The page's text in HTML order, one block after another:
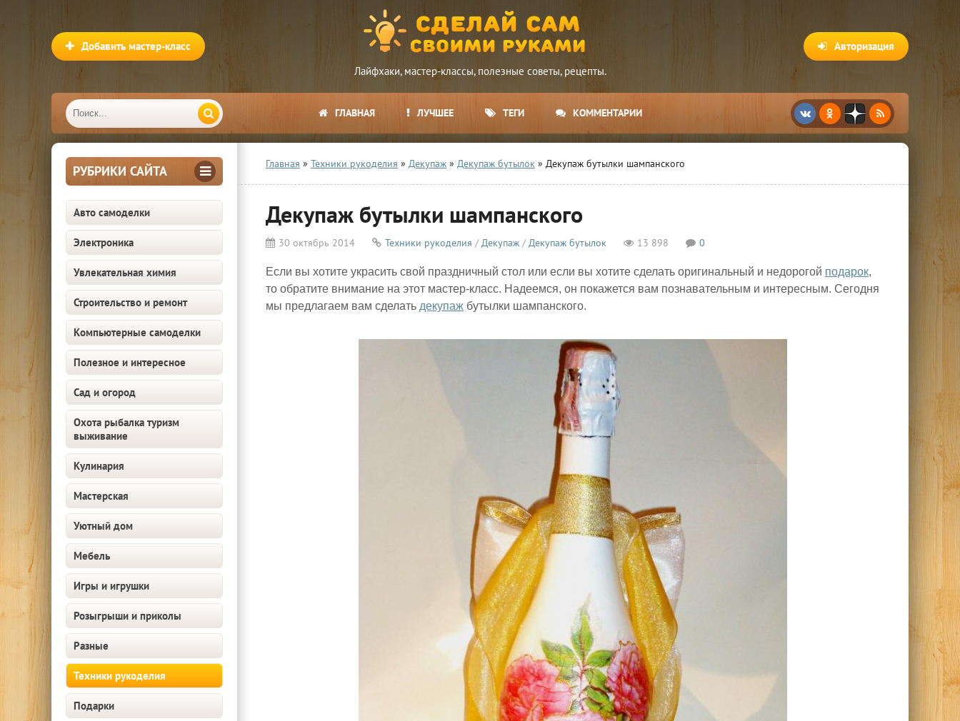
Лайфхаки, мастер-классы, полезные советы, рецепты.
Авторизация
Добавить мастер-класс
ГЛАВНАЯ ЛУЧШЕЕ ТЕГИ КОММЕНТАРИИ
РУБРИКИ САЙТА
Авто самоделки
Электроника
Увлекательная химия
Строительство и ремонт
Компьютерные самоделки
Полезное и интересное
Сад и огород
Охота рыбалка туризм
выживание
Кулинария
Мастерская
Уютный дом
Мебель
Игры и игрушки
Розыгрыши и приколы
Разные
Техники рукоделия
Подарки
Главная » Техники рукоделия » Декупаж » Декупаж бутылок » Декупаж бутылки шампанского
Декупаж бутылки шампанского
30 октябрь 2014 Техники рукоделия /Декупаж /Декупаж бутылок 13 898 0
Если вы хотите украсить свой праздничный стол или если вы хотите сделать оригинальный и недорогой подарок,
то обратите внимание на этот мастер-класс. Надеемся, он покажется вам познавательным и интересным. Сегодня
мы предлагаем вам сделать декупаж бутылки шампанского.